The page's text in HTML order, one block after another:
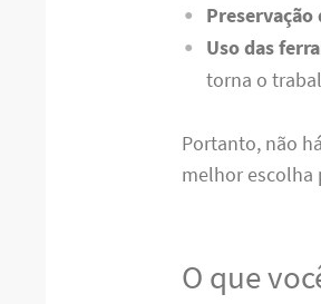
Uso das
torna o
Portanto, não
melhor escolha
O que